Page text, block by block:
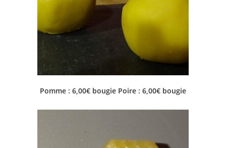
Pomme : 6,00€ bougie Poire : 6,00€ bougie